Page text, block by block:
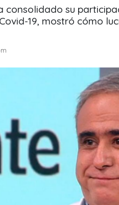
consolidado su
19, mostró cómo